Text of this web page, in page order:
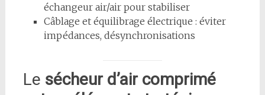
échangeur air/air pour stabiliser
Câblage et équilibrage électrique : éviter
impédances, désynchronisations
Le sécheur d’air comprimé